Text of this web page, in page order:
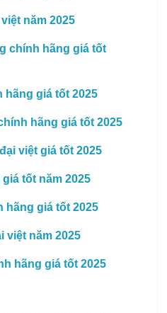
năm 2025
chính hãng giá tốt
hãng giá tốt 2025
hãng giá tốt 2025
việt giá tốt 2025
tốt năm 2025
hãng giá tốt 2025
việt năm 2025
hãng giá tốt 2025